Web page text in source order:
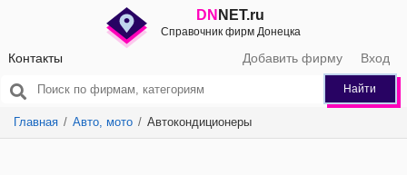
DN NET.ru
Справочник фирм Донецка
Контакты Добавить фирму Вход
Найти
Главная Авто, мото Автокондиционеры